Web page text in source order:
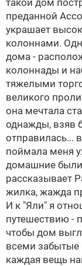
такой дом
преданной
украшает
колоннами.
дома -
колоннады и
тяжелыми
великого
она мечтала
однажды, взяв
отправилась...
поймала меня
домашние были
рассказывает
жилка, жажда
И к "Яли" я
путешествию -
чтобы дом
всеми забытые
каждая вещь